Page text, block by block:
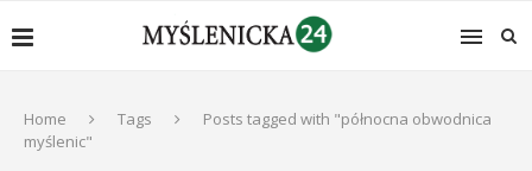
Home Tags
Posts tagged with "północna obwodnica
myślenic"